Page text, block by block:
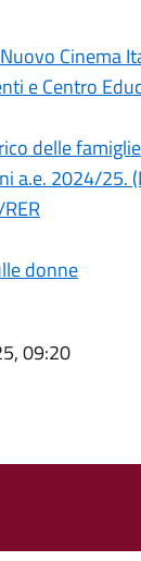
Cinema
e Centro
delle
a.e. 2024/25.
donne
09:20